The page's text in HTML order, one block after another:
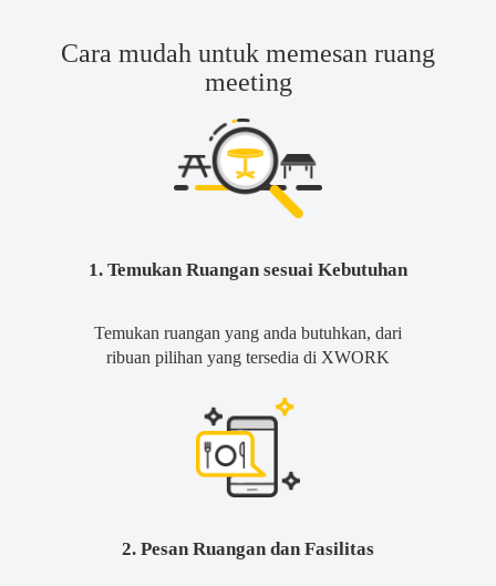
Cara mudah untuk memesan ruang
meeting
1. Temukan Ruangan sesuai Kebutuhan
Temukan ruangan yang anda butuhkan, dari
ribuan pilihan yang tersedia di XWORK
2. Pesan Ruangan dan Fasilitas